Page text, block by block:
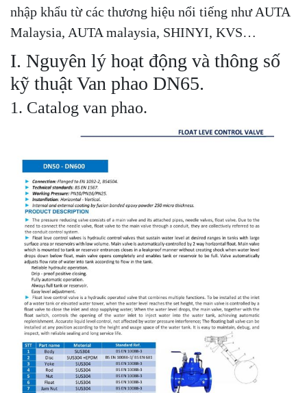
nhập khẩu từ các thương hiệu nổi tiếng như AUTA
Malaysia, AUTA malaysia, SHINYI, KVS…
I. Nguyên lý hoạt động và thông số
kỹ thuật Van phao DN65.
1. Catalog van phao.